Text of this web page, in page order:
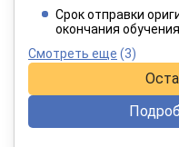
При оплате в
Срок отправки
окончания
Смотреть еще (3)